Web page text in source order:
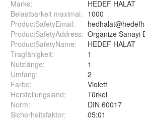
Marke:
HEDEF HALAT
Belastbarkeit maximal: 1000
ProductSafetyEmail:
ProductSafetyAddress: Organize Sanayi
ProductSafetyName:
HEDEF HALAT
Tragfähigkeit:
1
Nutzlänge:
1
Umfang:
2
Farbe:
Violett
Herstellungsland:
Türkei
Norm:
DIN 60017
Sicherheitsfaktor: 05:01